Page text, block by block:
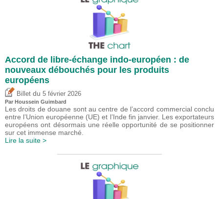
Accord de libre-échange indo-européen : de
nouveaux débouchés pour les produits
européens
Billet du 5 février 2026
Par Houssein Guimbard
Les droits de douane sont au centre de l’accord commercial conclu
entre l’Union européenne (UE) et l’Inde fin janvier. Les exportateurs
européens ont désormais une réelle opportunité de se positionner
sur cet immense marché.
Lire la suite >